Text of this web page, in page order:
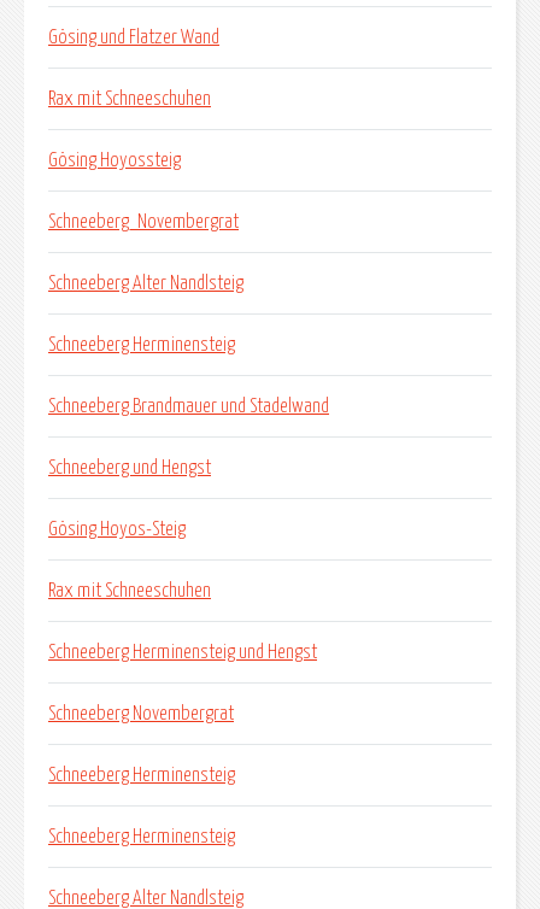
Gösing und Flatzer Wand
Rax mit Schneeschuhen
Gösing Hoyossteig
Schneeberg_Novembergrat
Schneeberg Alter Nandlsteig
Schneeberg Herminensteig
Schneeberg Brandmauer und Stadelwand
Schneeberg und Hengst
Gösing Hoyos-Steig
Rax mit Schneeschuhen
Schneeberg Herminensteig und Hengst
Schneeberg Novembergrat
Schneeberg Herminensteig
Schneeberg Herminensteig
Schneeberg Alter Nandlsteig